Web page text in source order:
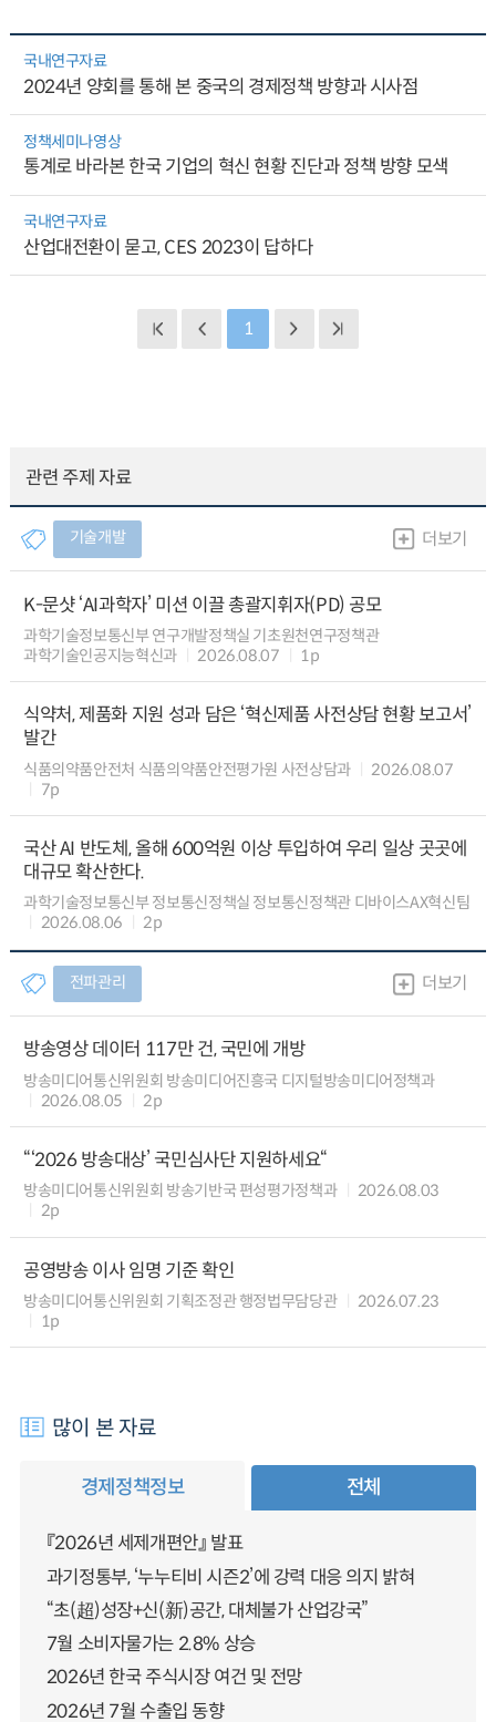
국내연구자료
2024년 양회를 통해 본 중국의 경제정책 방향과 시사점
정책세미나영상
통계로 바라본 한국 기업의 혁신 현황 진단과 정책 방향 모색
국내연구자료
산업대전환이 묻고, CES 2023이 답하다
1
관련 주제 자료
기술개발 더보기
K-문샷 ‘AI과학자’ 미션 이끌 총괄지휘자(PD) 공모
과학기술정보통신부 연구개발정책실 기초원천연구정책관
과학기술인공지능혁신과
2026.08.07 1p
식약처, 제품화 지원 성과 담은 ‘혁신제품 사전상담 현황 보고서’
발간
식품의약품안전처 식품의약품안전평가원 사전상담과
2026.08.07
7p
국산 AI 반도체, 올해 600억원 이상 투입하여 우리 일상 곳곳에
대규모 확산한다.
과학기술정보통신부 정보통신정책실 정보통신정책관 디바이스AX혁신팀
2026.08.06
2p
전파관리 더보기
방송영상 데이터 117만 건, 국민에 개방
방송미디어통신위원회 방송미디어진흥국 디지털방송미디어정책과
2026.08.05
2p
“‘2026 방송대상’ 국민심사단 지원하세요“
방송미디어통신위원회 방송기반국 편성평가정책과
2026.08.03
2p
공영방송 이사 임명 기준 확인
방송미디어통신위원회 기획조정관 행정법무담당관
2026.07.23
1p
많이 본 자료
경제정책정보 전체
『2026년 세제개편안』 발표
과기정통부, ‘누누티비 시즌2’에 강력 대응 의지 밝혀
“초(超)성장+신(新)공간, 대체불가 산업강국”
7월 소비자물가는 2.8% 상승
2026년 한국 주식시장 여건 및 전망
2026년 7월 수출입 동향